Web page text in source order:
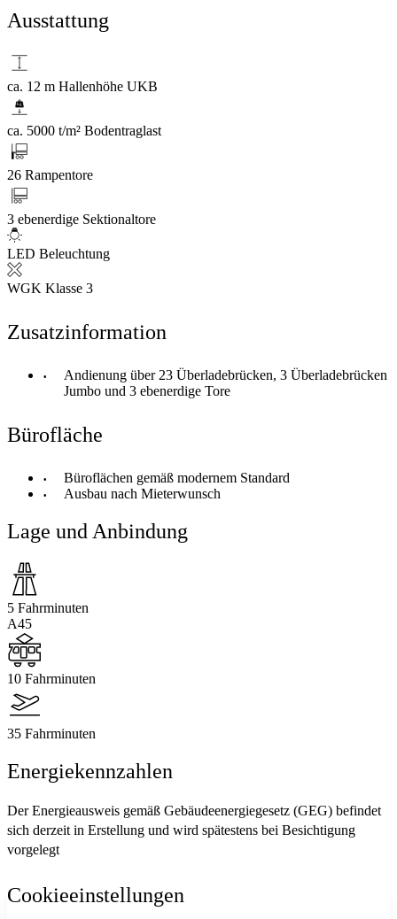
Ausstattung
ca. 12 m Hallenhöhe UKB
ca. 5000 t/m² Bodentraglast
26 Rampentore
3 ebenerdige Sektionaltore
LED Beleuchtung
WGK Klasse 3
Zusatzinformation
Andienung über 23 Überladebrücken, 3 Überladebrücken
Jumbo und 3 ebenerdige Tore
Bürofläche
Büroflächen gemäß modernem Standard
Ausbau nach Mieterwunsch
Lage und Anbindung
5 Fahrminuten
A45
10 Fahrminuten
35 Fahrminuten
Energiekennzahlen
Der Energieausweis gemäß Gebäudeenergiegesetz (GEG) befindet
sich derzeit in Erstellung und wird spätestens bei Besichtigung
vorgelegt
Cookieeinstellungen